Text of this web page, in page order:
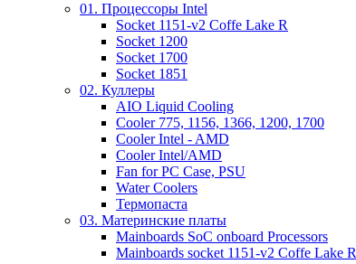
01. Процессоры Intel
Socket 1151-v2 Coffe Lake R
Socket 1200
Socket 1700
Socket 1851
02. Куллеры
AIO Liquid Cooling
Cooler 775, 1156, 1366, 1200, 1700
Cooler Intel - AMD
Cooler Intel/AMD
Fan for PC Case, PSU
Water Coolers
Термопаста
03. Материнские платы
Mainboards SoC onboard Processors
Mainboards socket 1151-v2 Coffe Lake R